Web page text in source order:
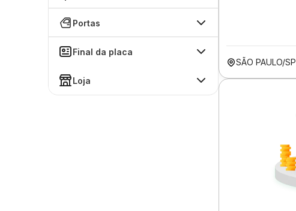
Portas
Final da placa
Loja
SÃO PAULO/SP